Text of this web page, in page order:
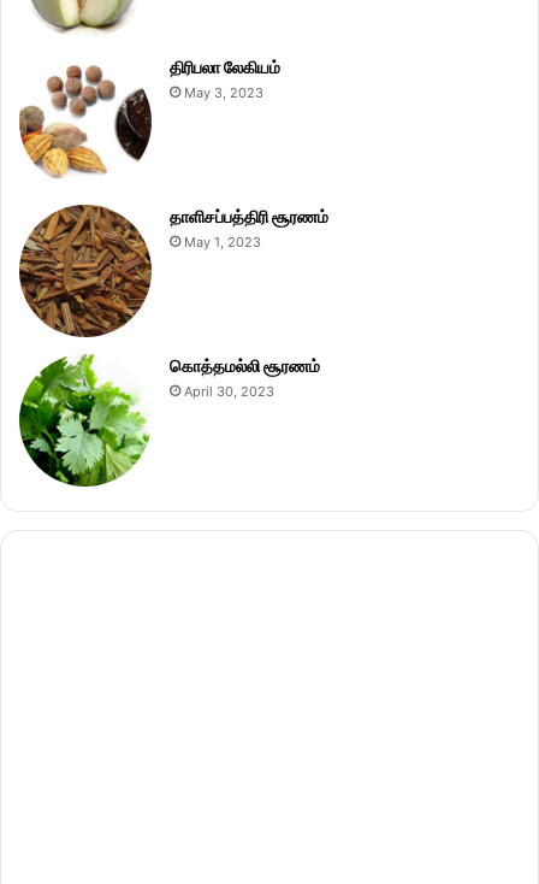
திரிபலா லேகியம்
May 3, 2023
தாளிசப்பத்திரி சூரணம்
May 1, 2023
கொத்தமல்லி சூரணம்
April 30, 2023